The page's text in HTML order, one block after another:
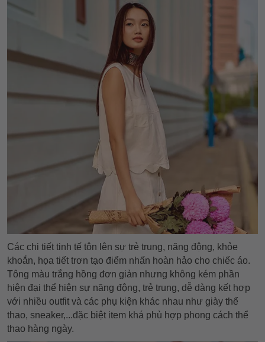
Các chi tiết tinh tế tôn lên sự trẻ trung, năng động, khỏe
khoắn, họa tiết trơn tạo điểm nhấn hoàn hảo cho chiếc áo.
Tông màu trắng hồng đơn giản nhưng không kém phần
hiện đại thể hiện sự năng động, trẻ trung, dễ dàng kết hợp
với nhiều outfit và các phụ kiện khác nhau như giày thể
thao, sneaker,...đặc biệt item khá phù hợp phong cách thể
thao hàng ngày.